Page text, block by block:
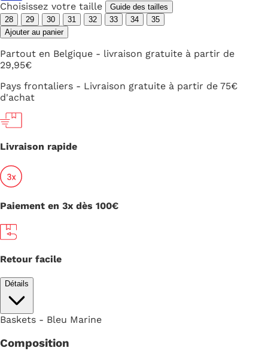
Choisissez votre taille
Guide des tailles
28
29 30 31 32 33 34
35
Ajouter au panier
Partout en Belgique - livraison gratuite à partir de
29,95€
Pays frontaliers - Livraison gratuite à partir de 75€
d'achat
Livraison rapide
Paiement en 3x dès 100€
Retour facile
Détails
Baskets - Bleu Marine
Composition